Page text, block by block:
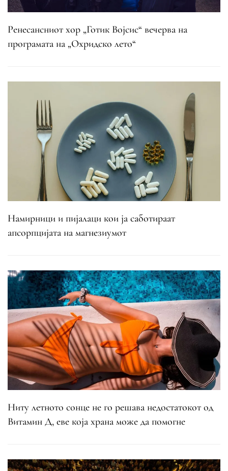
Ренесансниот хор „Готик Војсис“ вечерва на
програмата на „Охридско лето“
Намирници и пијалаци кои ја саботираат
апсорпцијата на магнезиумот
Ниту летното сонце не го решава недостатокот од
Витамин Д, еве која храна може да помогне